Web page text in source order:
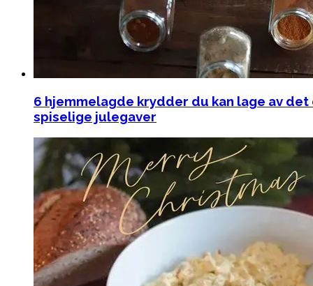
6 hjemmelagde krydder du kan lage av
spiselige julegaver